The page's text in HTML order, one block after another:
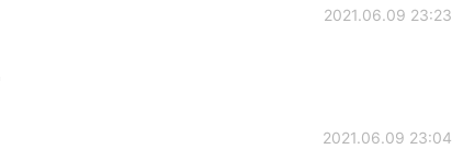
2021.06.09 23:23
2021.06.09 23:04